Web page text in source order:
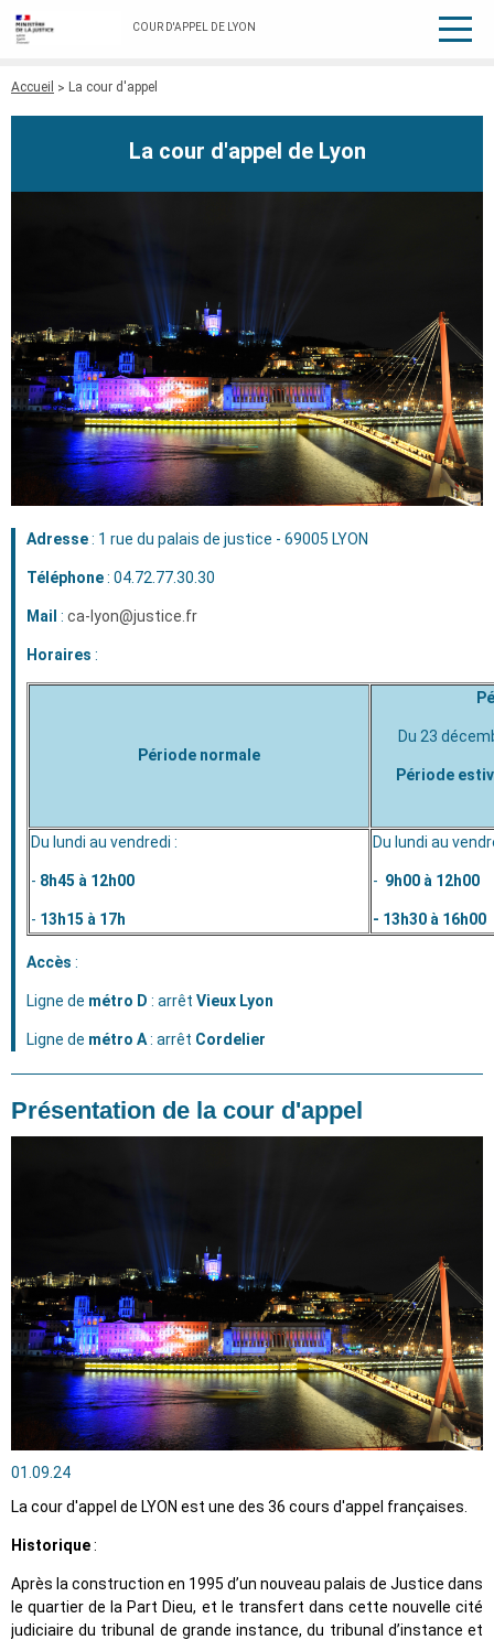
COUR D'APPEL DE LYON
Fil
Accueil La cour d'appel
La cour d'appel de Lyon
Adresse: 1 rue du palais de justice - 69005 LYON
Téléphone: 04.72.77.30.30
Mail : ca-lyon@justice.fr
Horaires :
Période normale
Du 23
Période
Du lundi au vendredi :
- 8h45 à 12h00
- 13h15 à 17h
Du lundi au
- 9h00 à 12h00
- 13h30 à 16h00
Accès :
Ligne de métro D : arrêt Vieux Lyon
Ligne de métro A: arrêt Cordelier
Présentation de la cour d'appel
01.09.24
La cour d'appel de LYON est une des 36 cours d'appel françaises.
Historique:
Après la construction en 1995 d’un nouveau palais de Justice dans
le quartier de la Part Dieu, et le transfert dans cette nouvelle cité
judiciaire du tribunal de grande instance, du tribunal d’instance et